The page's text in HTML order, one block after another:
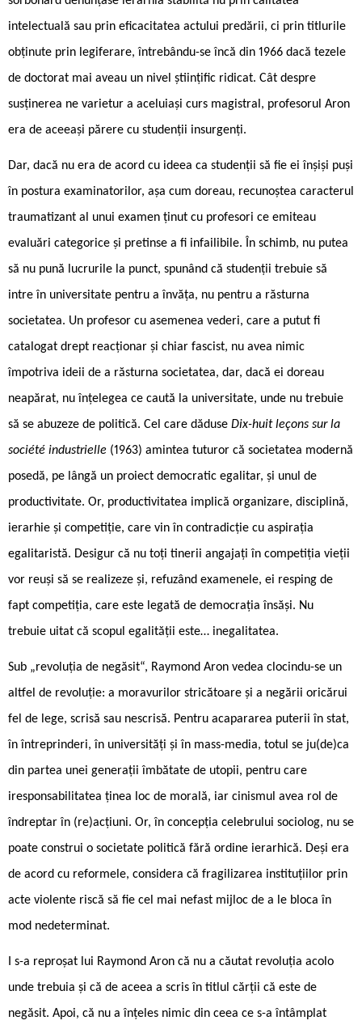
intelectuală sau prin eficacitatea actului predării, ci prin titlurile
obținute prin legiferare, întrebându-se încă din 1966 dacă tezele
de doctorat mai aveau un nivel științific ridicat. Cât despre
susținerea ne varietur a aceluiași curs magistral, profesorul Aron
era de aceeași părere cu studenții insurgenți.
Dar, dacă nu era de acord cu ideea ca studenții să fie ei înșiși puși
în postura examinatorilor, așa cum doreau, recunoștea caracterul
traumatizant al unui examen ținut cu profesori ce emiteau
evaluări categorice și pretinse a fi infailibile. În schimb, nu putea
să nu pună lucrurile la punct, spunând că studenții trebuie să
intre în universitate pentru a învăța, nu pentru a răsturna
societatea. Un profesor cu asemenea vederi, care a putut fi
catalogat drept reacționar și chiar fascist, nu avea nimic
împotriva ideii de a răsturna societatea, dar, dacă ei doreau
neapărat, nu înțelegea ce caută la universitate, unde nu trebuie
să se abuzeze de politică. Cel care dăduse Dix-huit leçons sur la
société industrielle (1963) amintea tuturor că societatea modernă
posedă, pe lângă un proiect democratic egalitar, și unul de
productivitate. Or, productivitatea implică organizare, disciplină,
ierarhie și competiție, care vin în contradicție cu aspirația
egalitaristă. Desigur că nu toți tinerii angajați în competiția vieții
vor reuși să se realizeze și, refuzând examenele, ei resping de
fapt competiția, care este legată de democrația însăși. Nu
trebuie uitat că scopul egalității este… inegalitatea.
Sub „revoluția de negăsit“, Raymond Aron vedea clocindu-se un
altfel de revoluție: a moravurilor stricătoare și a negării oricărui
fel de lege, scrisă sau nescrisă. Pentru acapararea puterii în stat,
în întreprinderi, în universități și în mass-media, totul se ju(de)ca
din partea unei generații îmbătate de utopii, pentru care
iresponsabilitatea ținea loc de morală, iar cinismul avea rol de
îndreptar în (re)acțiuni. Or, în concepția celebrului sociolog, nu se
poate construi o societate politică fără ordine ierarhică. Deși era
de acord cu reformele, considera că fragilizarea instituțiilor prin
acte violente riscă să fie cel mai nefast mijloc de a le bloca în
mod nedeterminat.
I s-a reproșat lui Raymond Aron că nu a căutat revoluția acolo
unde trebuia și că de aceea a scris în titlul cărții că este de
negăsit. Apoi, că nu a înțeles nimic din ceea ce s-a întâmplat